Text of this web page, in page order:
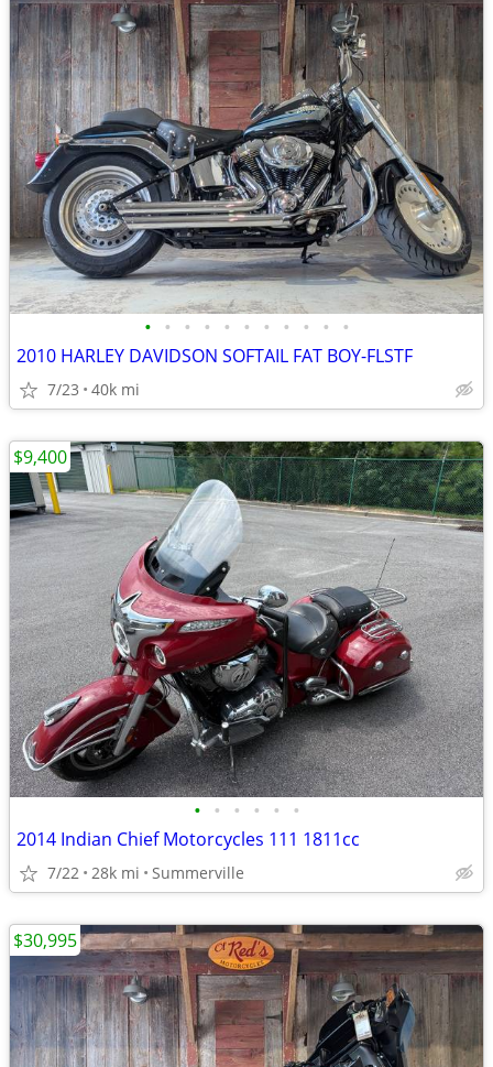
• • • • • • • • • • •
2010 HARLEY DAVIDSON SOFTAIL FAT BOY-FLSTF
7/23 40k mi
• • • • • •
2014 Indian Chief Motorcycles 111 1811cc
7/22 28k mi Summerville
$9,400
$30,995